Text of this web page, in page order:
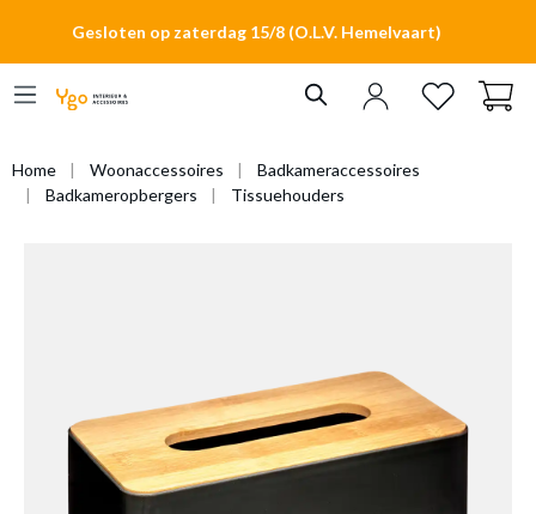
Gesloten op zaterdag 15/8 (O.L.V. Hemelvaart)
Home Woonaccessoires
Badkameraccessoires
Badkameropbergers
Tissuehouders